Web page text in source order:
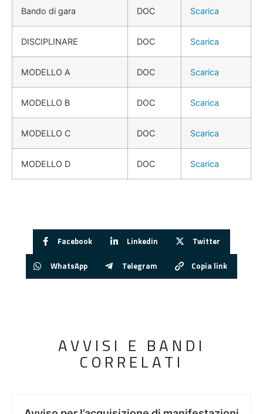
Bando di gara DOC Scarica
DISCIPLINARE DOC Scarica
MODELLO A DOC Scarica
MODELLO B DOC Scarica
MODELLO C DOC Scarica
MODELLO D DOC Scarica
Facebook Linkedin Twitter
WhatsApp Telegram Copia link
AVVISI E BANDI
CORRELATI